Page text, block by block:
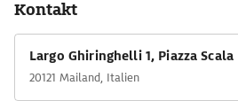
Kontakt
Largo Ghiringhelli 1, Piazza Scala
20121 Mailand, Italien